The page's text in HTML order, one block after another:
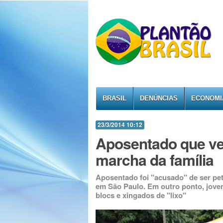
BRASIL DENÚNCIAS
23/3/2014 10:12
Aposentado que
marcha da família
Aposentado foi "acusado" de ser
em São Paulo. Em outro ponto,
blocs e xingados de "lixo"